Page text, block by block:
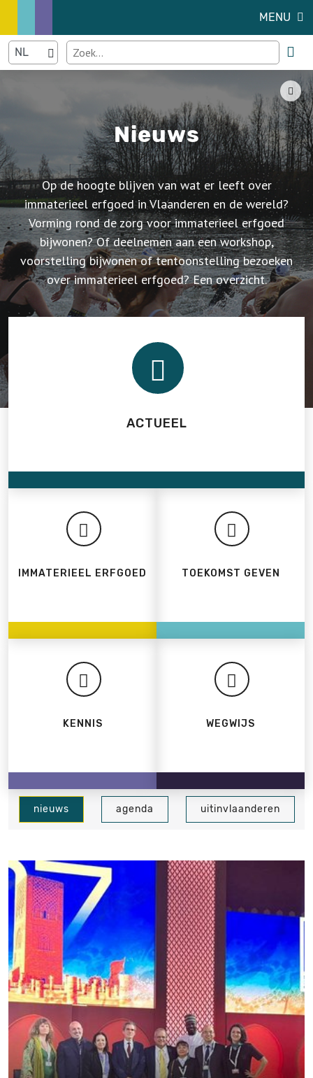
MENU
Nieuws
Op de hoogte blijven van wat er leeft over
immaterieel erfgoed in Vlaanderen en de wereld?
Vorming rond de zorg voor immaterieel erfgoed
bijwonen? Of deelnemen aan een workshop,
voorstelling bijwonen of tentoonstelling bezoeken
over immaterieel erfgoed? Een overzicht.
IMMATERIEEL ERFGOED TOEKOMST GEVEN
KENNIS
ACTUEEL
WEGWIJS
nieuws agenda uitinvlaanderen